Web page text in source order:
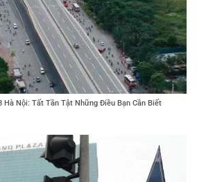
Hà Nội: Tất Tần Tật Những Điều Bạn Cần Biết